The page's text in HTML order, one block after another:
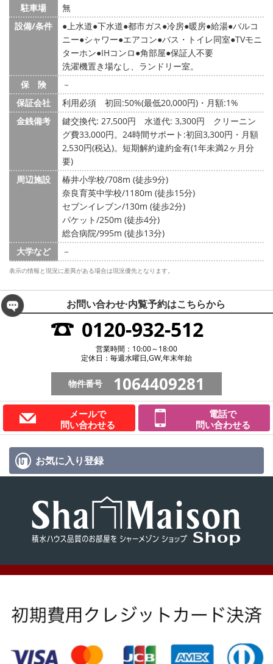
駐車場
無
設備/条件
上水道 下水道 都市ガス 冷房 暖房 給湯 バルコ
ニー シャワー エアコン バス・トイレ同室 TVモニ
ターホン IHコンロ 角部屋 保証人不要
洗濯機置き場なし、ランドリー室。
保 険
－
保証会社
利用必須 初回:50%(最低20,000円)・月額:1%
金銭備考
鍵交換代: 27,500円 水道代: 3,300円
クリーニン
グ費33,000円。24時間サポート:初回3,300円・月額
2,530円(税込)。短期解約違約金有(1年未満2ヶ月分
要)
周辺施設
椿井小学校/708m (徒歩9分)
奈良育英中学校/1180m (徒歩15分)
セブンイレブン/130m (徒歩2分)
パケット/250m (徒歩4分)
総合病院/995m (徒歩13分)
大学など
－
表示の情報と現況に差異がある場合は現況優先となります。
お問い合わせ·内覧予約はこちらから
0120-932-512
営業時間：10:00～18:00
定休日：毎週水曜日,GW,年末年始
物件番号 1064409281
メールで
問い合わせる
電話で
問い合わせる
お気に入り登録